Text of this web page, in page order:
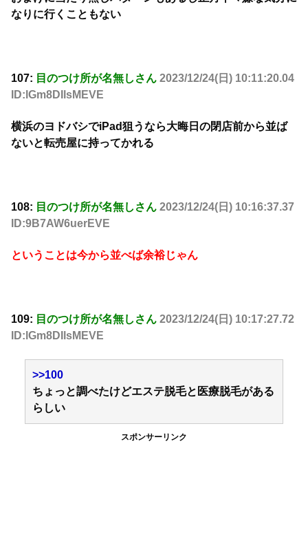
なりに行くこともない
107: 目のつけ所が名無しさん 2023/12/24(日) 10:11:20.04
ID:lGm8DIlsMEVE
横浜のヨドバシでiPad狙うなら大晦日の閉店前から並ば
ないと転売屋に持ってかれる
108: 目のつけ所が名無しさん 2023/12/24(日) 10:16:37.37
ID:9B7AW6uerEVE
ということは今から並べば余裕じゃん
109: 目のつけ所が名無しさん 2023/12/24(日) 10:17:27.72
ID:lGm8DIlsMEVE
>>100
ちょっと調べたけどエステ脱毛と医療脱毛がある
らしい
スポンサーリンク